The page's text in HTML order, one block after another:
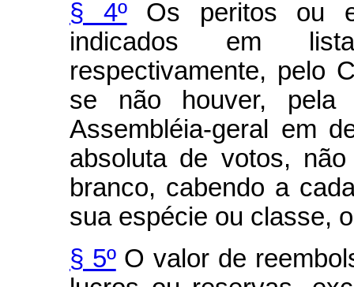
§ 4ºOs peritos ou
indicados em
respectivamente, pelo
se não houver, pela
Assembléia-geral em
absoluta de votos,
branco, cabendo a
sua espécie ou classe,
§ 5ºO valor de